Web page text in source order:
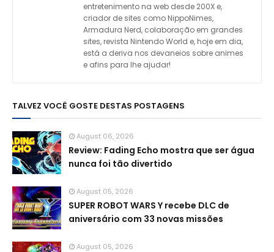
entretenimento na web desde 200X e,
criador de sites como NippoNimes,
Armadura Nerd, colaboração em grandes
sites, revista Nintendo World e, hoje em dia,
está a deriva nos devaneios sobre animes
e afins para lhe ajudar!
TALVEZ VOCÊ GOSTE DESTAS POSTAGENS
August 06, 2026
Review: Fading Echo mostra que ser água
nunca foi tão divertido
August 05, 2026
SUPER ROBOT WARS Y recebe DLC de
aniversário com 33 novas missões
August 05, 2026